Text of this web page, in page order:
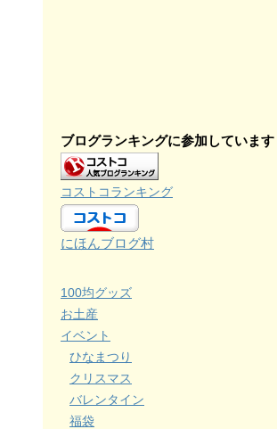
ブログランキングに参加しています
コストコランキング
にほんブログ村
100均グッズ
お土産
イベント
ひなまつり
クリスマス
バレンタイン
福袋